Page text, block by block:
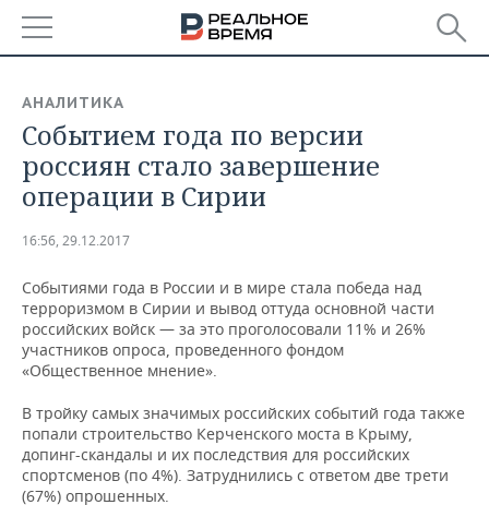
БАШКОРТОСТАН
ТАТАРСТАН
НОВОСТИ
АНАЛИТИКА
ДЕКЛАРАЦИИ О ДОХОДАХ
КОРОЛИ ГОСЗАКАЗА ПФО
ВУЗЫ ТАТАРСТАНА
КОМУ ПРИНАДЛЕЖАТ
ТОРГОВЫЕ ЦЕНТРЫ
ТАТАРСТАНА
НОВОСТИ ЭКОНОМИКИ
ФИНАНСЫ
БАНКИ
БЮДЖЕТ
ИНВЕСТИЦИИ
ПРОМЫШЛЕННОСТЬ
НОВОСТИ
ПРОМЫШЛЕННОСТИ
МАШИНОСТРОЕНИЕ
НЕФТЕХИМИЯ
НЕДВИЖИМОСТЬ
НОВОСТИ НЕДВИЖИМОСТИ
АВТО
НОВОСТИ АВТО
БИЗНЕС
НОВОСТИ БИЗНЕСА
ТЕХНОЛОГИИ
АНАЛИТИКА
Событием года по версии
россиян стало завершение
операции в Сирии
16:56, 29.12.2017
Событиями года в России и в мире стала победа над
терроризмом в Сирии и вывод оттуда основной части
российских войск — за это проголосовали 11% и 26%
участников опроса, проведенного фондом
«Общественное мнение».
В тройку самых значимых российских событий года также
попали строительство Керченского моста в Крыму,
допинг-скандалы и их последствия для российских
спортсменов (по 4%). Затруднились с ответом две трети
(67%) опрошенных.